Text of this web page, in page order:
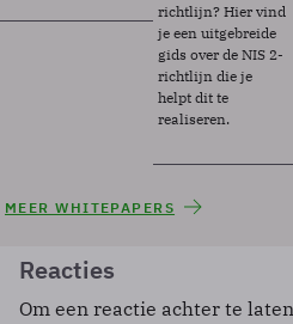
richtlijn? Hier vind
je een uitgebreide
gids over de NIS 2-
richtlijn die je
helpt dit te
realiseren.
MEER WHITEPAPERS
Reacties
Om een reactie achter te